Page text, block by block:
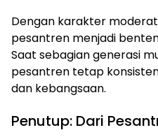
Dengan karakter
pesantren menjadi
Saat sebagian generasi
pesantren tetap
dan kebangsaan.
Penutup: Dari